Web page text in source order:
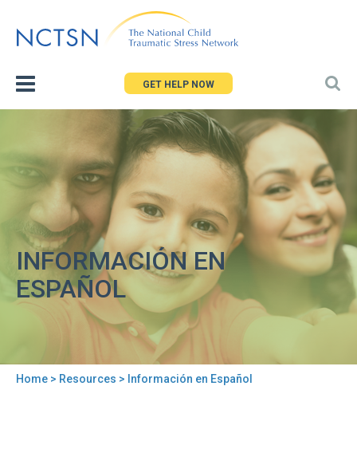
to
GET HELP NOW
INFORMACIÓN EN
ESPAÑOL
Home > Resources > Información en Español